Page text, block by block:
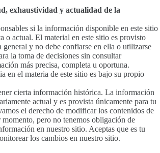
exhaustividad y actualidad de la
si la información disponible en este sitio
o actual. El material en este sitio es provisto
y no debe confiarse en ella o utilizarse
la toma de decisiones sin consultar
más precisa, completa u oportuna.
en el materia de este sitio es bajo su propio
cierta información histórica. La información
actual y es provista únicamente para tu
el derecho de modificar los contenidos de
momento, pero no tenemos obligación de
en nuestro sitio. Aceptas que es tu
los cambios en nuestro sitio.